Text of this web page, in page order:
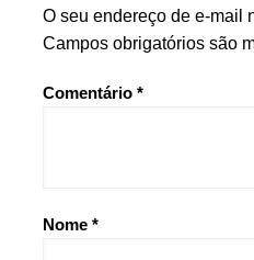
O seu endereço de e-mail
Campos obrigatórios são
Comentário *
Nome *